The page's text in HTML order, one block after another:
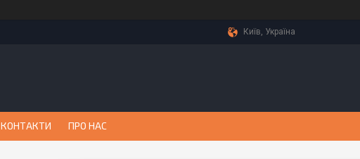
Київ, Україна
КОНТАКТИ ПРО НАС